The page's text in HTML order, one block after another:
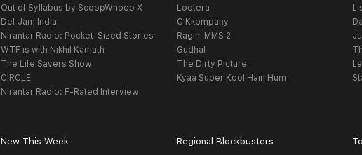
Out of Syllabus by ScoopWhoop X
Def Jam India
Nirantar Radio: Pocket-Sized Stories
WTF is with Nikhil Kamath
The Life Savers Show
CIRCLE
Nirantar Radio: F-Rated Interview
Lootera
C Kkompany
Ragini MMS 2
Gudhal
The Dirty Picture
Kyaa Super Kool Hain Hum
New This Week Regional Blockbusters